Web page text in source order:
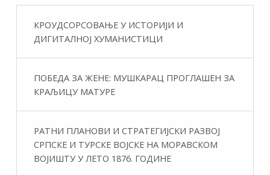
КРОУДСОРСОВАЊЕ У ИСТОРИЈИ И
ДИГИТАЛНОЈ ХУМАНИСТИЦИ
ПОБЕДА ЗА ЖЕНЕ: МУШКАРАЦ ПРОГЛАШЕН ЗА
КРАЉИЦУ МАТУРЕ
РАТНИ ПЛАНОВИ И СТРАТЕГИЈСКИ РАЗВОЈ
СРПСКЕ И ТУРСКЕ ВОЈСКЕ НА МОРАВСКОМ
ВОЈИШТУ У ЛЕТО 1876. ГОДИНЕ